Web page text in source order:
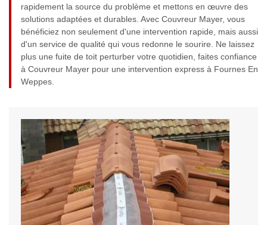
rapidement la source du problème et mettons en œuvre des
solutions adaptées et durables. Avec Couvreur Mayer, vous
bénéficiez non seulement d'une intervention rapide, mais aussi
d'un service de qualité qui vous redonne le sourire. Ne laissez
plus une fuite de toit perturber votre quotidien, faites confiance
à Couvreur Mayer pour une intervention express à Fournes En
Weppes.